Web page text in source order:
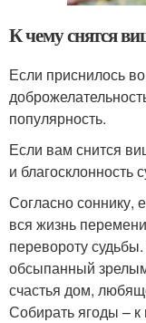
К чему снятся
Если приснилось
популярность.
Если вам снится
и благосклонность
Согласно соннику,
вся жизнь
перевороту
обсыпанный
счастья дом,
Собирать ягоды –